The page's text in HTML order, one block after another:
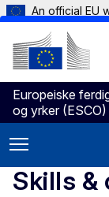
Skip to main
An official EU
Europeiske
og yrker (ESCO)
Skills &